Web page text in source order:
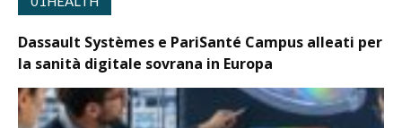
Dassault Systèmes e PariSanté Campus alleati per
la sanità digitale sovrana in Europa